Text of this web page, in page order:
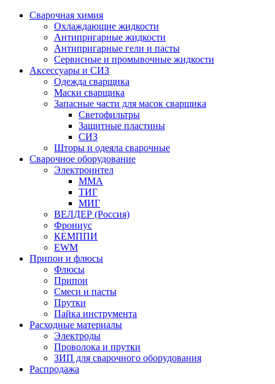
Сварочная химия
Охлаждающие жидкости
Антипригарные жидкости
Антипригарные гели и пасты
Сервисные и промывочные жидкости
Аксессуары и СИЗ
Одежда сварщика
Маски сварщика
Запасные части для масок сварщика
Светофильтры
Защитные пластины
СИЗ
Шторы и одеяла сварочные
Сварочное оборудование
Электроинтел
ММА
ТИГ
МИГ
ВЕЛДЕР (Россия)
Фрониус
КЕМППИ
EWM
Припои и флюсы
Флюсы
Припои
Смеси и пасты
Прутки
Пайка инструмента
Расходные материалы
Электроды
Проволока и прутки
ЗИП для сварочного оборудования
Распродажа